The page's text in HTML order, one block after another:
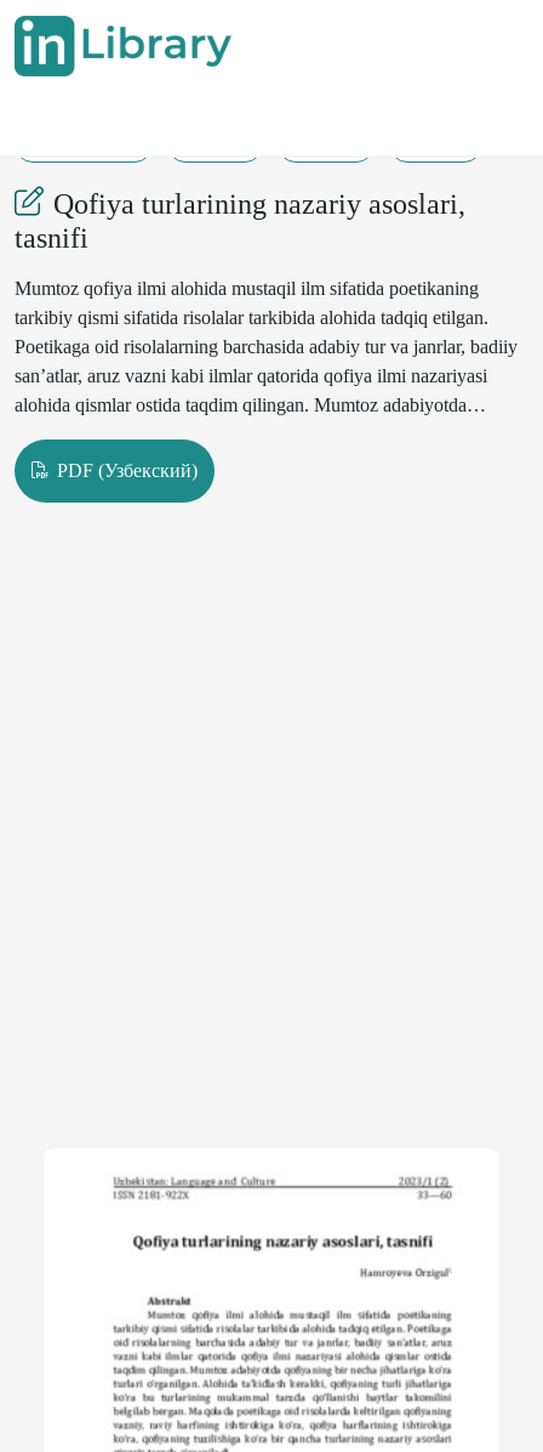
Qofiya turlarining nazariy asoslari,
tasnifi
Mumtoz qofiya ilmi alohida mustaqil ilm sifatida poetikaning
tarkibiy qismi sifatida risolalar tarkibida alohida tadqiq etilgan.
Poetikaga oid risolalarning barchasida adabiy tur va janrlar, badiiy
san’atlar, aruz vazni kabi ilmlar qatorida qofiya ilmi nazariyasi
alohida qismlar ostida taqdim qilingan. Mumtoz adabiyotda
ta’kidlash kerakki, qofiyaning turli jihatlariga ko‘ra bu turlarining
mukammal tarzda qo‘llanishi baytlar takomilini belgilab bergan.
PDF (Узбекский)